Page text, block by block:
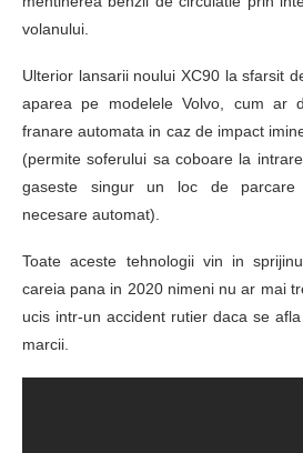
volanului.
Ulterior lansarii noului XC90 la sfarsit
aparea pe modelele Volvo, cum ar
franare automata in caz de impact
(permite soferului sa coboare la
gaseste singur un loc de parcare
necesare automat).
Toate aceste tehnologii vin in
careia pana in 2020 nimeni nu ar mai
ucis intr-un accident rutier daca se
marcii.